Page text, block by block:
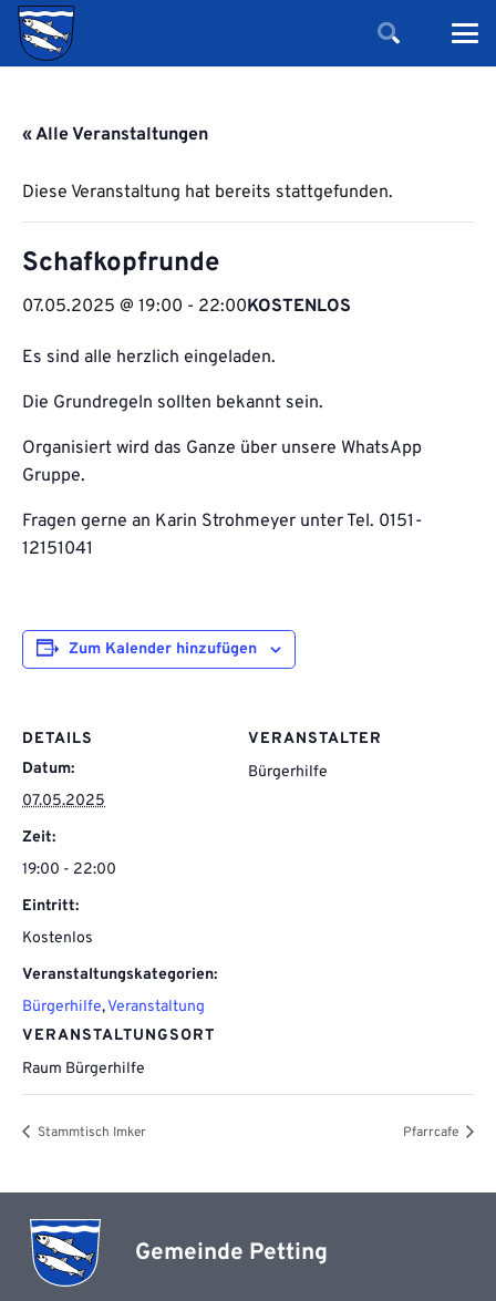
« Alle Veranstaltungen
Diese Veranstaltung hat bereits stattgefunden.
Schafkopfrunde
07.05.2025 @ 19:00 - 22:00KOSTENLOS
Es sind alle herzlich eingeladen.
Die Grundregeln sollten bekannt sein.
Organisiert wird das Ganze über unsere WhatsApp
Gruppe.
Fragen gerne an Karin Strohmeyer unter Tel. 0151-
12151041
Zum Kalender hinzufügen
DETAILS
Datum:
07.05.2025
Zeit:
19:00 - 22:00
Eintritt:
Kostenlos
Veranstaltungskategorien:
Bürgerhilfe,Veranstaltung
VERANSTALTUNGSORT
Raum Bürgerhilfe
VERANSTALTER
Bürgerhilfe
Stammtisch Imker Pfarrcafe
Gemeinde Petting